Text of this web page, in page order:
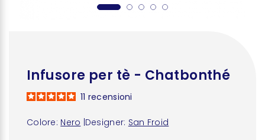
Infusore per tè - Chatbonthé
Colore: Nero Designer: San Froid
11 recensioni